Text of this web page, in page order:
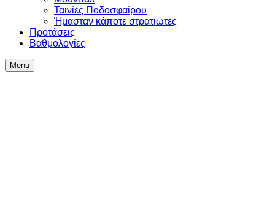
Ταινίες Ποδοσφαίρου
Ήμασταν κάποτε στρατιώτες
Προτάσεις
Βαθμολογίες
Menu